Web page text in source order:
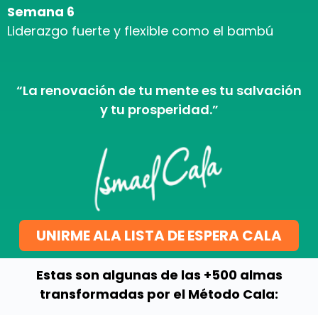
Semana 6
Liderazgo fuerte y flexible como el bambú
“La renovación de tu mente es tu salvación
y tu prosperidad.”
UNIRME ALA LISTA DE ESPERA CALA
Estas son algunas de las +500 almas
transformadas por el Método Cala: